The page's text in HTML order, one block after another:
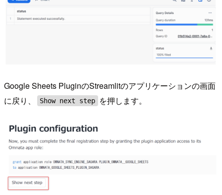
Google Sheets PluginのStreamlitのアプリケーションの画面
に戻り、
Show next step を押します。